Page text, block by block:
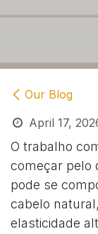
Our Blog
April 17,
O trabalho
começar pelo
pode se
cabelo
elasticidade